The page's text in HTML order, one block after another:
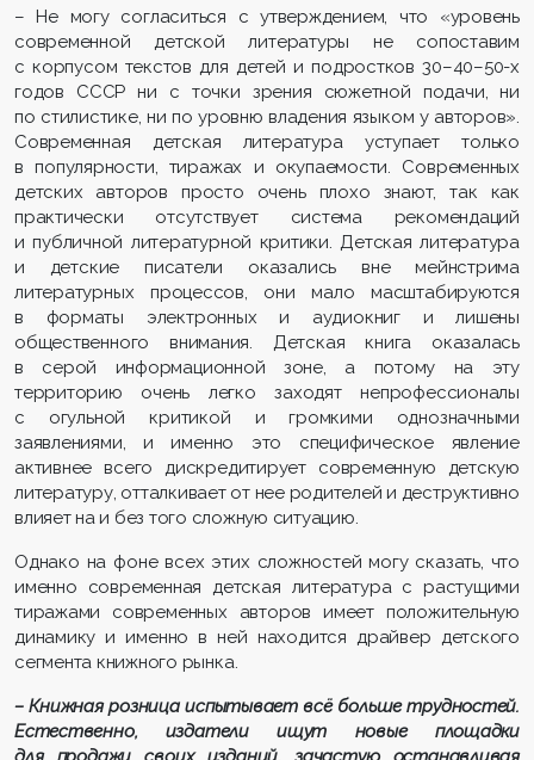
– Не могу согласиться с утверждением, что «уровень
современной детской литературы не сопоставим
с корпусом текстов для детей и подростков 30–40–50-х
годов СССР ни с точки зрения сюжетной подачи, ни
по стилистике, ни по уровню владения языком у авторов».
Современная детская литература уступает только
в популярности, тиражах и окупаемости. Современных
детских авторов просто очень плохо знают, так как
практически отсутствует система рекомендаций
и публичной литературной критики. Детская литература
и детские писатели оказались вне мейнстрима
литературных процессов, они мало масштабируются
в форматы электронных и аудиокниг и лишены
общественного внимания. Детская книга оказалась
в серой информационной зоне, а потому на эту
территорию очень легко заходят непрофессионалы
с огульной критикой и громкими однозначными
заявлениями, и именно это специфическое явление
активнее всего дискредитирует современную детскую
литературу, отталкивает от нее родителей и деструктивно
влияет на и без того сложную ситуацию.
Однако на фоне всех этих сложностей могу сказать, что
именно современная детская литература с растущими
тиражами современных авторов имеет положительную
динамику и именно в ней находится драйвер детского
сегмента книжного рынка.
– Книжная розница испытывает всё больше трудностей.
Естественно, издатели ищут новые площадки